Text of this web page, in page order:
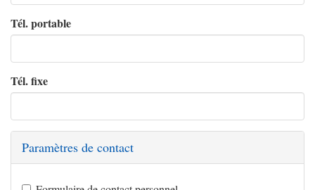
Tél. portable
Tél. fixe
Paramètres de contact